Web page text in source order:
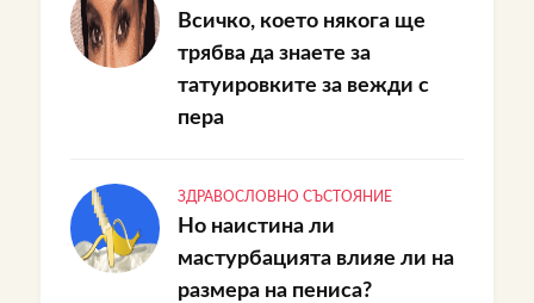
Всичко, което някога ще
трябва да знаете за
татуировките за вежди с
пера
ЗДРАВОСЛОВНО СЪСТОЯНИЕ
Но наистина ли
мастурбацията влияе ли на
размера на пениса?